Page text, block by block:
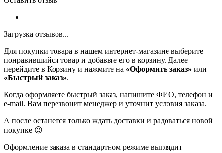
Загрузка отзывов...
Для покупки товара в нашем интернет-магазине выберите
понравившийся товар и добавьте его в корзину. Далее
перейдите в Корзину и нажмите на «Оформить заказ» или
«Быстрый заказ».
Когда оформляете быстрый заказ, напишите ФИО, телефон и
e-mail. Вам перезвонит менеджер и уточнит условия заказа.
А после останется только ждать доставки и радоваться новой
покупке 😉
Оформление заказа в стандартном режиме выглядит